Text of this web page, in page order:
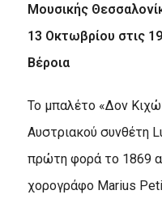
Μουσικής
13 Οκτωβρίου στις
Βέροια
Το μπαλέτο «Δον
Αυστριακού συνθέτη
πρώτη φορά το 1869
χορογράφο Marius